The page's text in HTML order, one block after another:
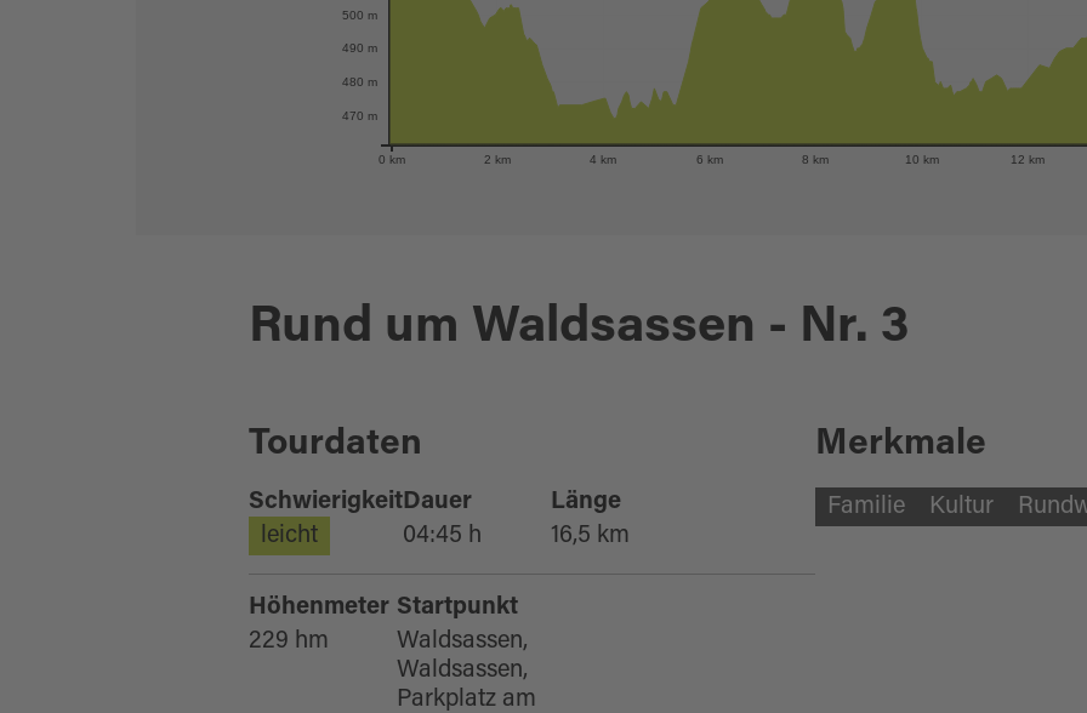
0 km 2 km 4 km 6 km 8 km 10 km 12 km
470 m
480 m
490 m
500 m
Rund um Waldsassen - Nr. 3
Tourdaten
Schwierigkeit
leicht
Dauer
04:45 h
Länge
16,5 km
Höhenmeter
229 hm
Startpunkt
Waldsassen,
Waldsassen,
Parkplatz am
Merkmale
Familie Kultur